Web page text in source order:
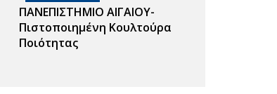
ΠΑΝΕΠΙΣΤΗΜΙΟ ΑΙΓΑΙΟΥ-
Πιστοποιημένη Κουλτούρα
Ποιότητας